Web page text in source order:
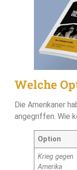
Welche
Die Amerikaner
angegriffen. Wie
Option
Krieg gegen
Amerika